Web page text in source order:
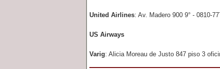
United Airlines: Av. Madero 900 9° - 0810-
US Airways
Varig: Alicia Moreau de Justo 847 piso 3